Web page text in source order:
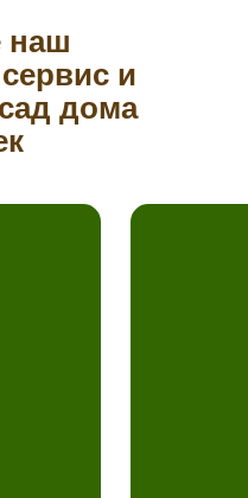
наш
сервис и
дома